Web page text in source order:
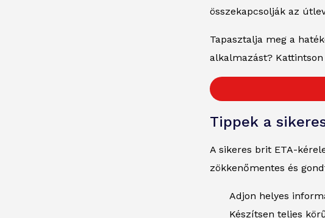
összekapcsolják az
Tapasztalja meg a
alkalmazást?
Tippek a
A sikeres brit ETA-
zökkenőmentes és
Adjon helyes
Készítsen teljes